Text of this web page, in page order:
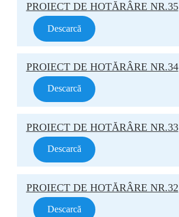
PROIECT DE HOTĂRÂRE NR.35
Descarcă
PROIECT DE HOTĂRÂRE NR.34
Descarcă
PROIECT DE HOTĂRÂRE NR.33
Descarcă
PROIECT DE HOTĂRÂRE NR.32
Descarcă